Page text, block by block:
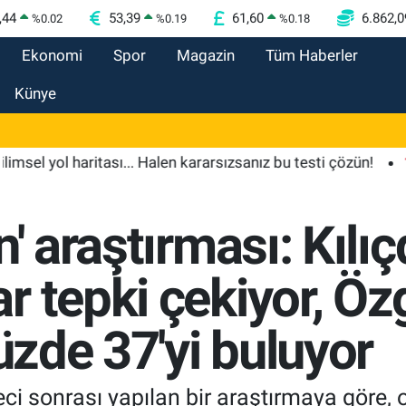
%0.02 53,39 %0.19 61,60 %0.18
Ekonomi Spor Magazin Tüm Haberler
Künye
haritası... Halen kararsızsanız bu testi çözün! 11:14
tepki çekiyor,
37'yi buluyor
sonrası yapılan bir araştırmaya göre,